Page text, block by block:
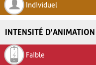
Individuel
INTENSITÉ D'ANIMATION
Faible